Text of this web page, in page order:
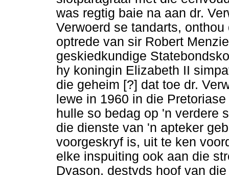
was regtig baie na aan dr.
Verwoerd se tandarts,
optrede van sir Robert
geskiedkundige
hy koningin Elizabeth II
die geheim [?] dat toe dr.
lewe in 1960 in die
hulle so bedag op 'n verdere
die dienste van 'n apteker
voorgeskryf is, uit te ken
elke inspuiting ook aan die
Dyason, destyds hoof van